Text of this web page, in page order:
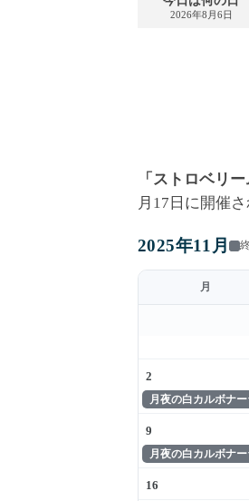
2026年8月6日
「ストロベリー
月17日に開催さ
2025年11月
月
2
月夜の白カルボナ
9
月夜の白カルボナ
16